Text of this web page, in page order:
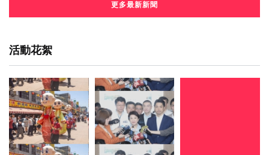
更多最新新聞
活動花絮